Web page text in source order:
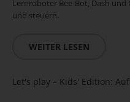
Lernroboter Bee-Bot, Dash
und steuern.
WEITER LESEN
Let's play – Kids' Edition: